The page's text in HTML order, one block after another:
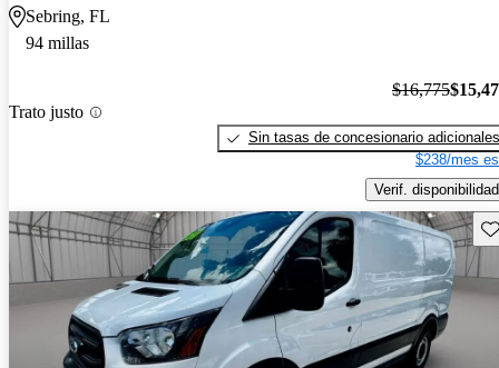
Sebring, FL
94 millas
Trato justo
$16,775
Sin tasas de concesionario adicionales
$238/mes
Verif. disponibilidad